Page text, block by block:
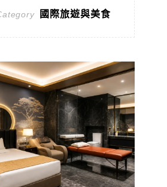
國際旅遊與美食